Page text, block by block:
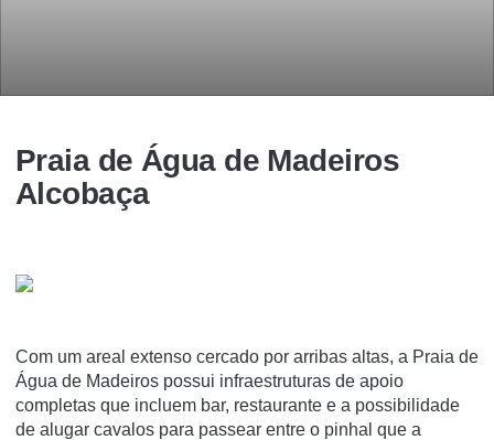
Praia de Água de Madeiros
Alcobaça
Com um areal extenso cercado por arribas altas, a Praia de
Água de Madeiros possui infraestruturas de apoio
completas que incluem bar, restaurante e a possibilidade
de alugar cavalos para passear entre o pinhal que a